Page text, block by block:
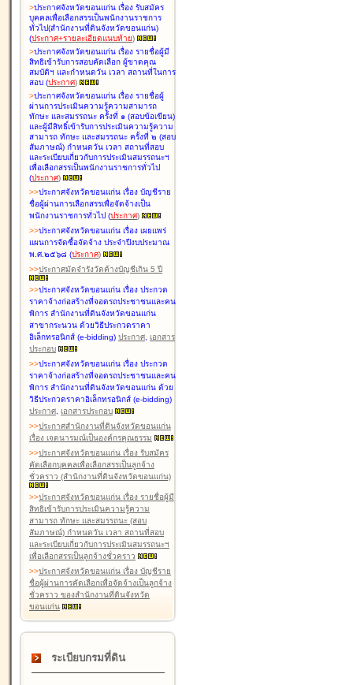
>ประกาศจังหวัดขอนแก่น เรื่อง รับสมัคร
บุคคลเพื่อเลือกสรรเป็นพนักงานราชการ
ทั่วไป(สำนักงานที่ดินจังหวัดขอนแก่น)
(ประกาศ+รายละเอียดแนบท้าย)
>ประกาศจังหวัดขอนแก่น เรื่อง รายชื่อผู้มี
สิทธิเข้ารับการสอบคัดเลือก ผู้ขาดคุณ
สมบัติฯ และกำหนดวัน เวลา สถานที่ในการ
สอบ (ประกาศ)
>ประกาศจังหวัดขอนแก่น เรื่อง รายชื่อผู้
ผ่านการประเมินความรู้ความสามารถ
ทักษะ และสมรรถนะ ครั้งที่ ๑ (สอบข้อเขียน)
และผู้มีสิทธิ์เข้ารับการประเมินความรู้ความ
สามารถ ทักษะ และสมรรถนะ ครั้งที่ ๒ (สอบ
สัมภาษณ์) กำหนดวัน เวลา สถานที่สอบ
และระเบียบเกี่ยวกับการประเมินสมรรถนะฯ
เพื่อเลือกสรรเป็นพนักงานราชการทั่วไป
(ประกาศ)
>>ประกาศจังหวัดขอนแก่น เรื่อง บัญชีราย
ชื่อผู้ผ่านการเลือกสรรเพื่อจัดจ้างเป็น
พนักงานราชการทั่วไป (ประกาศ)
>>ประกาศจังหวัดขอนแก่น เรื่อง เผยแพร่
แผนการจัดซื้อจัดจ้าง ประจำปีงบประมาณ
พ.ศ.๒๕๖๘ (ประกาศ)
>>ประกาศมัดจำรังวัดค้างบัญชีเกิน 5 ปี
>>ประกาศจังหวัดขอนแก่น เรื่อง ประกวด
ราคาจ้างก่อสร้างที่จอดรถประชาชนและคน
พิการ สำนักงานที่ดินจังหวัดขอนแก่น
สาขากระนวน ด้วยวิธีประกวดราคา
อิเล็กทรอนิกส์ (e-bidding) ประกาศ, เอกสาร
ประกอบ
>>ประกาศจังหวัดขอนแก่น เรื่อง ประกวด
ราคาจ้างก่อสร้างที่จอดรถประชาชนและคน
พิการ สำนักงานที่ดินจังหวัดขอนแก่น ด้วย
วิธีประกวดราคาอิเล็กทรอนิกส์ (e-bidding)
ประกาศ, เอกสารประกอบ
>>ประกาศสำนักงานที่ดินจังหวัดขอนแก่น
เรื่อง เจตนารมณ์เป็นองค์กรคุณธรรม
>>ประกาศจังหวัดขอนแก่น เรื่อง รับสมัคร
คัดเลือกบุคคลเพื่อเลือกสรรเป็นลูกจ้าง
ชั่วคราว (สำนักงานที่ดินจังหวัดขอนแก่น)
>>ประกาศจังหวัดขอนแก่น เรื่อง รายชื่อผู้มี
สิทธิเข้ารับการประเมินความรู้ความ
สามารถ ทักษะ และสมรรถนะ (สอบ
สัมภาษณ์) กำหนดวัน เวลา สถานที่สอบ
และระเบียบเกี่ยวกับการประเมินสมรรถนะฯ
เพื่อเลือกสรรเป็นลูกจ้างชั่วคราว
>>ประกาศจังหวัดขอนแก่น เรื่อง บัญชีราย
ชื่อผู้ผ่านการคัดเลือกเพื่อจัดจ้างเป็นลูกจ้าง
ชั่วคราว ของสำนักงานที่ดินจังหวัด
ขอนแก่น
ระเบียบกรมที่ดิน